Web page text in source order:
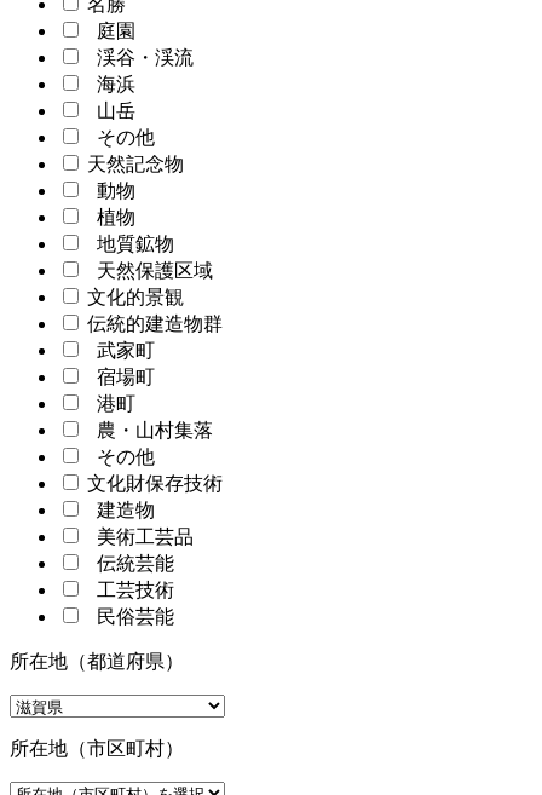
名勝
庭園
渓谷・渓流
海浜
山岳
その他
天然記念物
動物
植物
地質鉱物
天然保護区域
文化的景観
伝統的建造物群
武家町
宿場町
港町
農・山村集落
その他
文化財保存技術
建造物
美術工芸品
伝統芸能
工芸技術
民俗芸能
所在地（都道府県）
所在地（市区町村）